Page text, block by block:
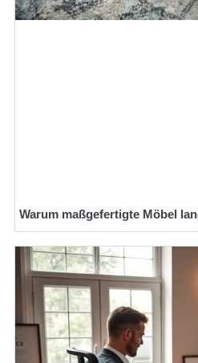
Warum maßgefertigte Möbel